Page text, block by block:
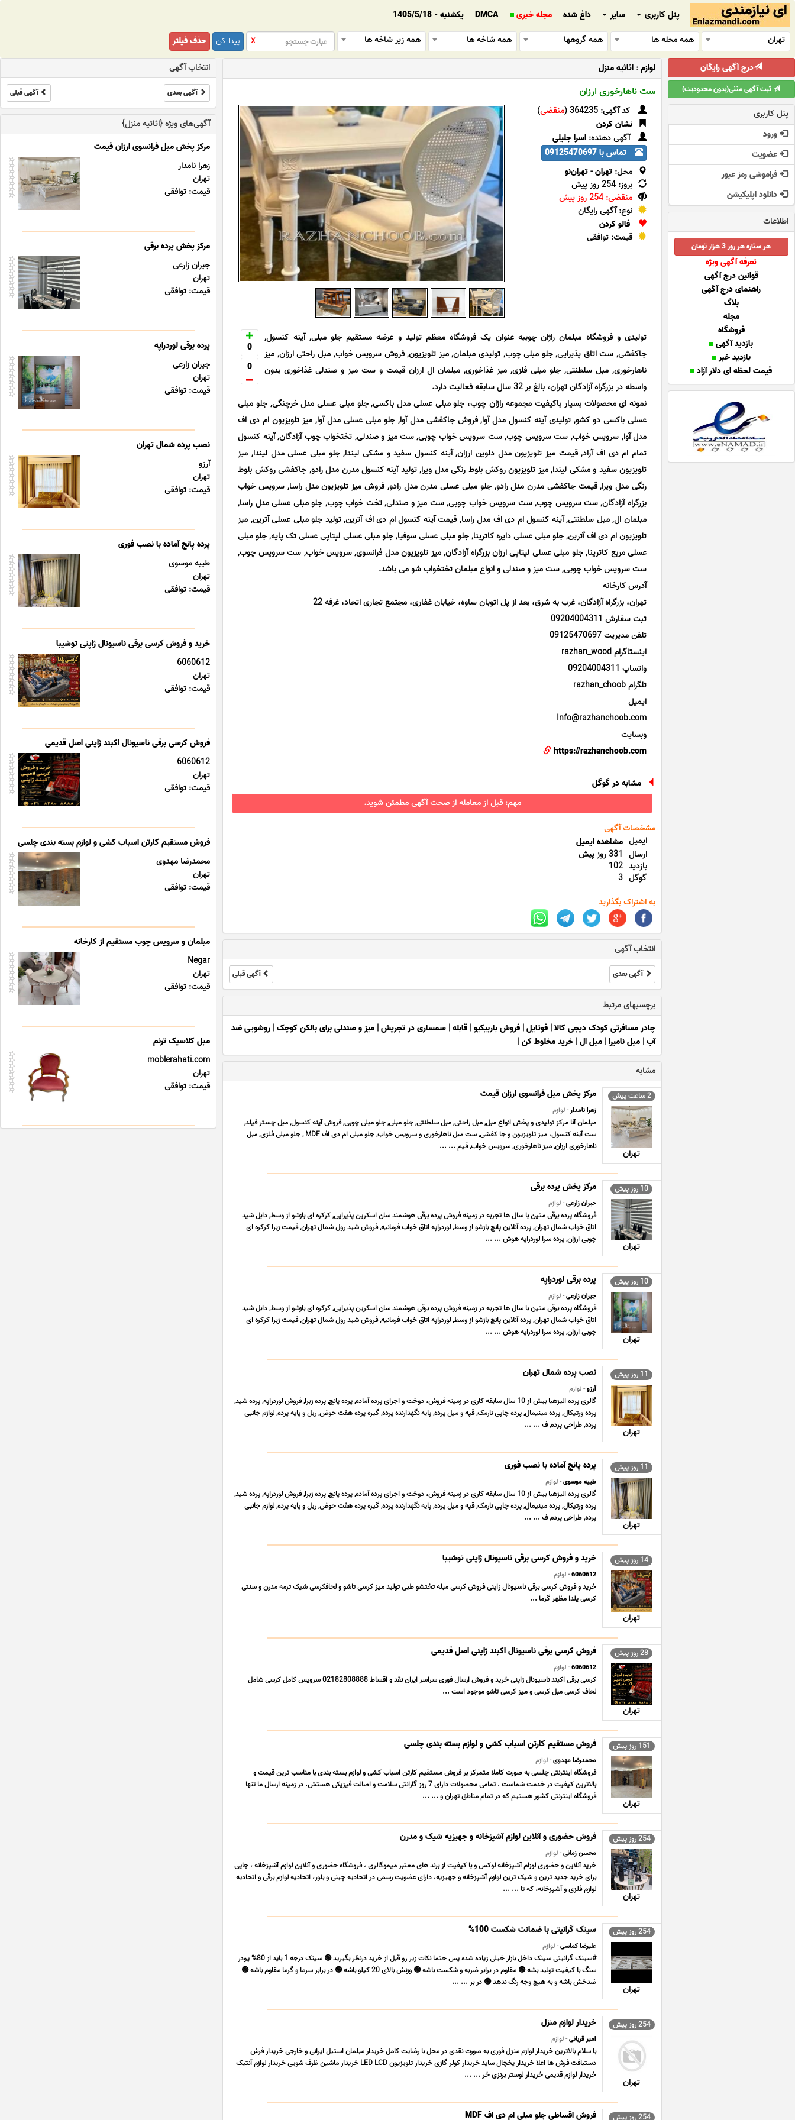
پنل کاربری سایر داغ شده مجله خبری DMCA
یکشنبه - 1405/5/18
تهران
همه محله ها همه گروهها همه شاخه ها همه زیر شاخه ها X پیدا کن
حذف فیلتر
لوازم:اثاثیه منزل
ست ناهارخوری ارزان
کد آگهی: 364235 ( منقضی)
نشان کردن
آگهی دهنده:اسرا جلیلی
تماس با 09125470697
محل:تهران-تهران‌نو
بروز: 254 روز پیش
منقضی: 254 روز پیش
نوع: آگهی رایگان
فالو کردن
قیمت: توافقی
0
0
تولیدی و فروشگاه مبلمان راژان چوببه عنوان یک فروشگاه معظم تولید و عرضه مستقیم جلو مبلی, آینه کنسول,
جاکفشی, ست اتاق پذیرایی, جلو مبلی چوب, تولیدی مبلمان, میز تلویزیون, فروش سرویس خواب, مبل راحتی ارزان, میز
ناهارخوری, مبل سلطنتی, جلو مبلی فلزی, میز غذاخوری, مبلمان ال ارزان قیمت و ست میز و صندلی غذاخوری بدون
واسطه در بزرگراه آزادگان تهران، بالغ بر 32 سال سابقه فعالیت دارد.
نمونه ای محصولات بسیار باکیفیت مجموعه راژان چوب، جلو مبلی عسلی مدل باکسی, جلو مبلی عسلی مدل خرچنگی, جلو مبلی
عسلی باکسی دو کشو, تولیدی آینه کنسول مدل آوا, فروش جاکفشی مدل آوا, جلو مبلی عسلی مدل آوا, میز تلویزیون ام دی اف
مدل آوا, سرویس خواب, ست سرویس چوب, ست سرویس خواب چوبی, ست میز و صندلی, تختخواب چوب آزادگان, آینه کنسول
تمام ام دی اف آراد, قیمت میز تلویزیون مدل دلوین ارزان, آینه کنسول سفید و مشکی لیندا, جلو مبلی عسلی مدل لیندا, میز
تلویزیون سفید و مشکی لیندا, میز تلویزیون روکش بلوط رنگی مدل ویرا, تولید آینه کنسول مدرن مدل رادو, جاکفشی روکش بلوط
رنگی مدل ویرا, قیمت جاکفشی مدرن مدل رادو, جلو مبلی عسلی مدرن مدل رادو, فروش میز تلویزیون مدل راسا, سرویس خواب
بزرگراه آزادگان, ست سرویس چوب, ست سرویس خواب چوبی, ست میز و صندلی, تخت خواب چوب, جلو مبلی عسلی مدل راسا,
مبلمان ال, مبل سلطنتی, آینه کنسول ام دی اف مدل راسا, قیمت آینه کنسول ام دی اف آترین, تولید جلو مبلی عسلی آترین, میز
تلویزیون ام دی اف آترین, جلو مبلی عسلی دایره کاترینا, جلو مبلی عسلی سوفیا, جلو مبلی عسلی لپتاپی عسلی تک پایه, جلو مبلی
عسلی مربع کاترینا, جلو مبلی عسلی لپتاپی ارزان بزرگراه آزادگان, میز تلویزیون مدل فرانسوی, سرویس خواب, ست سرویس چوب,
ست سرویس خواب چوبی, ست میز و صندلی و انواع مبلمان تختخواب شو می باشد.
آدرس کارخانه
تهران، بزرگراه آزادگان، غرب به شرق، بعد از پل اتوبان ساوه، خیابان غفاری، مجتمع تجاری اتحاد، غرفه 22
ثبت سفارش 09204004311
تلفن مدیریت 09125470697
اینستاگرام razhan_wood
واتساپ 09204004311
تلگرام razhan_choob
ایمیل
Info@razhanchoob.com
وبسایت
https://razhanchoob.com
مشابه در گوگل
مهم: قبل از معامله از صحت آگهی مطمئن شوید.
مشخصات آگهی
ایمیل مشاهده ایمیل
ارسال 331 روز پیش
بازدید 102
گوگل 3
به اشتراک بگذارید
انتخاب آگهی
آگهی بعدی آگهی قبلی
برچسبهای مرتبط
چادر مسافرتی کودک دیجی کالا|فوتایل|فروش باربیکیو|قابله|سمساری در تجریش|میز و صندلی برای بالکن کوچک|روشویی ضد
آب|مبل نامیرا|مبل ال|خرید مخلوط کن|
مشابه
2 ساعت پیش
تهران
مرکز پخش مبل فرانسوی ارزان قیمت
زهرا نامدار- لوازم
مبلمان آنا مرکز تولیدی و پخش انواع مبل, مبل راحتی, مبل سلطنتی, جلو مبلی, جلو مبلی چوبی, فروش آینه کنسول, مبل چستر فیلد,
ست آینه کنسول، میز تلویزیون و جا کفشی, ست مبل ناهارخوری و سرویس خواب, جلو مبلی ام دی اف MDF , جلو مبلی فلزی, مبل
ناهارخوری ارزان, میز ناهارخوری, سرویس خواب, قیم ... ...
10 روز پیش
تهران
مرکز پخش پرده برقی
جیران زارعی- لوازم
فروشگاه پرده برقی متین با سال ها تجربه در زمینه فروش پرده برقی هوشمند سان اسکرین پذیرایی, کرکره ای بازشو از وسط, دابل شید
اتاق خواب شمال تهران, پرده آنلاین پانچ بازشو از وسط, لوردراپه اتاق خواب فرمانیه, فروش شید رول شمال تهران, قیمت زبرا کرکره ای
چوبی ارزان, پرده سرا لوردراپه هوش ... ...
10 روز پیش
تهران
پرده برقی لوردراپه
جیران زارعی- لوازم
فروشگاه پرده برقی متین با سال ها تجربه در زمینه فروش پرده برقی هوشمند سان اسکرین پذیرایی, کرکره ای بازشو از وسط, دابل شید
اتاق خواب شمال تهران, پرده آنلاین پانچ بازشو از وسط, لوردراپه اتاق خواب فرمانیه, فروش شید رول شمال تهران, قیمت زبرا کرکره ای
چوبی ارزان, پرده سرا لوردراپه هوش ... ...
11 روز پیش
تهران
نصب پرده شمال تهران
آرزو- لوازم
گالری پرده الیزهبا بیش از 10 سال سابقه کاری در زمینه فروش، دوخت و اجرای پرده آماده, پرده پانچ, پرده زبرا, فروش لوردراپه, پرده شید,
پرده ورتیکال, پرده مینیمال, پرده چاپی نارمک, قپه و میل پرده, پایه نگهدارنده پرده, گیره پرده هفت حوض, ریل و پایه پرده, لوازم جانبی
پرده, طراحی پرده, ف ... ...
11 روز پیش
تهران
پرده پانچ آماده با نصب فوری
طیبه موسوی- لوازم
گالری پرده الیزهبا بیش از 10 سال سابقه کاری در زمینه فروش، دوخت و اجرای پرده آماده, پرده پانچ, پرده زبرا, فروش لوردراپه, پرده شید,
پرده ورتیکال, پرده مینیمال, پرده چاپی نارمک, قپه و میل پرده, پایه نگهدارنده پرده, گیره پرده هفت حوض, ریل و پایه پرده, لوازم جانبی
پرده, طراحی پرده, ف ... ...
14 روز پیش
تهران
خرید و فروش کرسی برقی ناسیونال ژاپنی توشیبا
6060612- لوازم
خرید و فروش کرسی برقی ناسیونال ژاپنی فروش کرسی مبله تختشو طبی تولید میز کرسی تاشو و لحافکرسی شیک ترمه مدرن و سنتی
کرسی یلدا مظهر گرما ...
28 روز پیش
تهران
فروش کرسی برقی ناسیونال اکبند ژاپنی اصل قدیمی
6060612- لوازم
کرسی برقی اکبند ناسیونال ژاپنی خرید و فروش ارسال فوری سراسر ایران نقد و اقساط 02182808888 سرویس کامل کرسی شامل
لحاف کرسی مبل کرسی و میز کرسی تاشو موجود است ...
151 روز پیش
تهران
فروش مستقیم کارتن اسباب کشی و لوازم بسته بندی چلسی
محمدرضا مهدوی- لوازم
فروشگاه اینترنتی چلسی به صورت کاملا متمرکز بر فروش مستقیم کارتن اسباب کشی و لوازم بسته بندی با مناسب ترین قیمت و
بالاترین کیفیت در خدمت شماست . تمامی محصولات دارای 7 روز گارانتی سلامت و اصالت فیزیکی هستش. در زمینه ارسال ما تنها
فروشگاه اینترنتی کشور هستیم که در تمام مناطق تهران و ... ...
254 روز پیش
تهران
فروش حضوری و آنلاین لوازم آشپزخانه و جهیزیه شیک و مدرن
محسن زمانی- لوازم
خرید آنلاین و حضوری لوزام آشپزخانه لوکس و با کیفیت از برند های معتبر میموگالری ، فروشگاه حضوری و آنلاین لوازم آشپزخانه ، جایی
برای خرید جدید ترین و شیک ترین لوازم آشپزخانه و جهیزیه. دارای عضویت رسمی در اتحادیه چینی و بلور، اتحادیه لوازم برقی و اتحادیه
لوازم فلزی و آشپزخانه، که تا ... ...
254 روز پیش
تهران
سینک گرانیتی با ضمانت شکست 100%
علیرضا کماسی- لوازم
#سینک گرانیتی سینک داخل بازار خیلی زیاده شده پس حتما نکات زیر رو قبل از خرید درنظر بگیرید 🟢 سینک درجه 1 باید از 80% پودر
سنگ با کیفیت تولید بشه 🟢 مقاوم در برابر ضربه و شکست باشه 🟢 وزنش بالای 20 کیلو باشه 🟢 در برابر سرما و گرما مقاوم باشه 🟢
ضدخش باشه و به هیچ وجه رنگ ندهد 🟢 در بر ... ...
254 روز پیش
تهران
خریدار لوازم منزل
امیر قربانی- لوازم
با سلام بالاترین خریدار لوازم منزل فوری به صورت نقدی در محل با رضایت کامل خریدار مبلمان استیل ایرانی و خارجی خریدار فرش
دستبافت فرش ها اعلا خریدار یخچال ساید خریدار کولر گازی خریدار تلویزیون LED LCD خریدار ماشین ظرف شویی خریدار لوازم آنتیک
خریدار لوازم قدیمی خریدار لوستر برنزی خر ... ...
254 روز پیش فروش اقساطی جلو مبلی ام دی اف MDF
انتخاب آگهی
آگهی بعدی آگهی قبلی
آگهی‌های ویژه {اثاثیه منزل}
مرکز پخش مبل فرانسوی ارزان قیمت
زهرا نامدار
تهران
قیمت: توافقی
مرکز پخش پرده برقی
جیران زارعی
تهران
قیمت: توافقی
پرده برقی لوردراپه
جیران زارعی
تهران
قیمت: توافقی
نصب پرده شمال تهران
آرزو
تهران
قیمت: توافقی
پرده پانچ آماده با نصب فوری
طیبه موسوی
تهران
قیمت: توافقی
خرید و فروش کرسی برقی ناسیونال ژاپنی توشیبا
6060612
تهران
قیمت: توافقی
فروش کرسی برقی ناسیونال اکبند ژاپنی اصل قدیمی
6060612
تهران
قیمت: توافقی
فروش مستقیم کارتن اسباب کشی و لوازم بسته بندی چلسی
محمدرضا مهدوی
تهران
قیمت: توافقی
مبلمان و سرویس چوب مستقیم از کارخانه
Negar
تهران
قیمت: توافقی
مبل کلاسیک ترنم
moblerahati.com
تهران
قیمت: توافقی
درج آگهی رایگان
ثبت آگهی متنی(بدون محدودیت)
پنل کاربری
ورود
عضویت
فراموشی رمز عبور
دانلود اپلیکیشن
اطلاعات
هر ستاره هر روز 3 هزار تومان
تعرفه آگهی ویژه
قوانین درج آگهی
راهنمای درج آگهی
بلاگ
مجله
فروشگاه
بازدید آگهی
بازدید خبر
قیمت لحظه ای دلار آزاد